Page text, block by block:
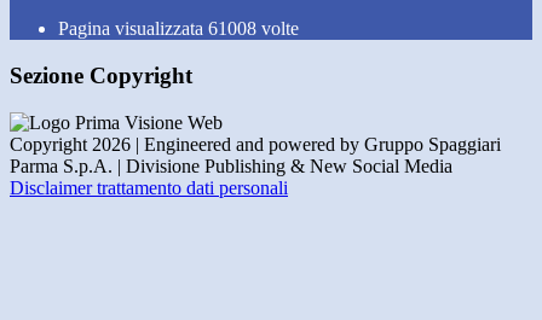
Pagina visualizzata 61008 volte
Sezione Copyright
Copyright 2026 | Engineered and powered by Gruppo Spaggiari
Parma S.p.A. | Divisione Publishing & New Social Media
Disclaimer trattamento dati personali